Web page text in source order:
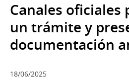
Canales oficiales
un trámite y
documentación
18/06/2025